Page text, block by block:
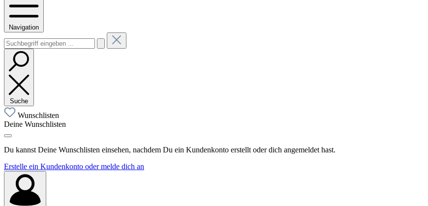
Navigation
Suche
Wunschlisten
Deine Wunschlisten
Du kannst Deine Wunschlisten einsehen, nachdem Du ein Kundenkonto erstellt oder dich angemeldet hast.
Erstelle ein Kundenkonto oder melde dich an